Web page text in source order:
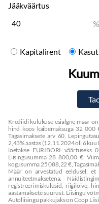
Jääkväärtus
%
Kapitalirent
Krediidi kulukuse esialgne määr
hind koos käibemaksuga 32 000
Tagasimaksete arv 60,
2,43% aastas (12.11.2024 oli 6
loetakse EURIBORI
Liisingusumma 28 800,00 €,
kogusumma 25 088,22 €,
Määr on arvestatud eeldusel, et
annuiteetmaksetena.
registreerimiskulusid, riigilõive,
aastamaksete suurust. Liisingu
Autoliisingu pakkujaks on Coop